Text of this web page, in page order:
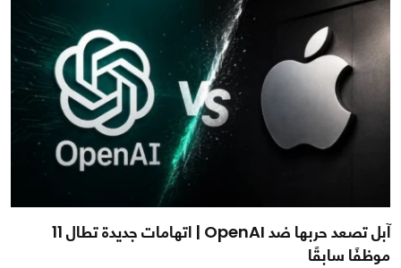
آبل تصعد حربها ضد OpenAI | اتهامات جديدة تطال 11
موظفًا سابقًا